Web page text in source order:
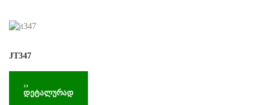
JT347
››
დეტალურად